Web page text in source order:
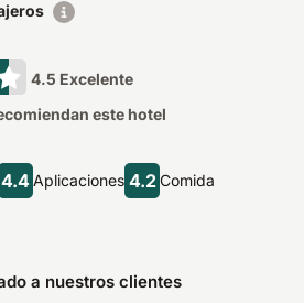
4.5 Excelente
este hotel
4.4Aplicaciones 4.2 Comida
a nuestros clientes